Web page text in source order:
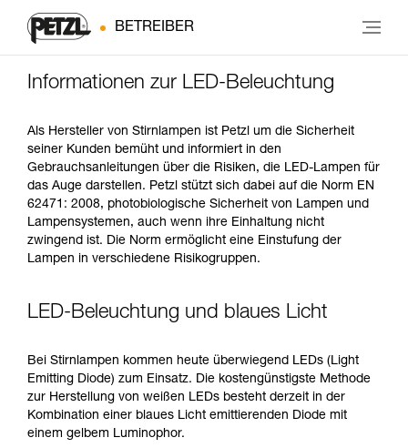
BETREIBER
Informationen zur LED-Beleuchtung
Als Hersteller von Stirnlampen ist Petzl um die Sicherheit
seiner Kunden bemüht und informiert in den
Gebrauchsanleitungen über die Risiken, die LED-Lampen für
das Auge darstellen. Petzl stützt sich dabei auf die Norm EN
62471: 2008, photobiologische Sicherheit von Lampen und
Lampensystemen, auch wenn ihre Einhaltung nicht
zwingend ist. Die Norm ermöglicht eine Einstufung der
Lampen in verschiedene Risikogruppen.
LED-Beleuchtung und blaues Licht
Bei Stirnlampen kommen heute überwiegend LEDs (Light
Emitting Diode) zum Einsatz. Die kostengünstigste Methode
zur Herstellung von weißen LEDs besteht derzeit in der
Kombination einer blaues Licht emittierenden Diode mit
einem gelbem Luminophor.